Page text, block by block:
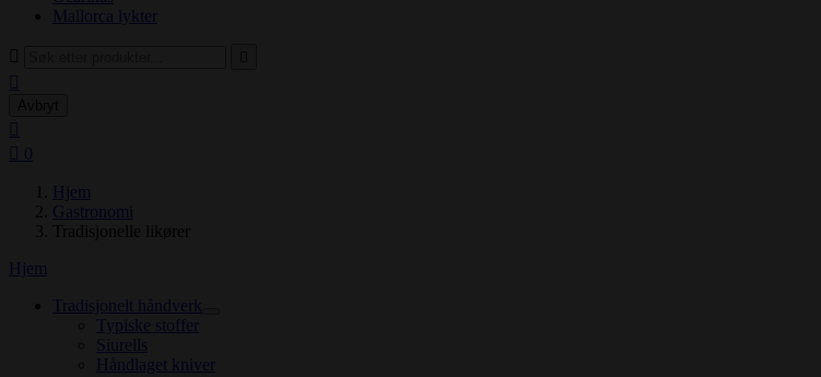
Mallorca lykter
0
Hjem
Gastronomi
Tradisjonelle likører
Hjem
Tradisjonelt håndverk
Typiske stoffer
Siurells
Håndlaget kniver